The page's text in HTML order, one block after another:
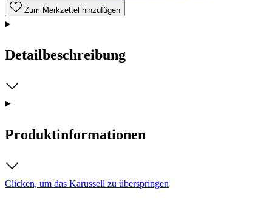
Zum Merkzettel hinzufügen
Detailbeschreibung
Produktinformationen
Clicken, um das Karussell zu überspringen